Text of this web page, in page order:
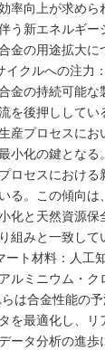
率向上が求めら
う新エネルギー
金の用途拡大に
イクルへの注力
金の持続可能
を後押しして
産プロセスに
小化の鍵となる
ロセスにおけ
る。この傾向
化と天然資源
組みと一致して
ート材料：人工
ルミニウム・
は合金性能の
を最適化し、
ータ分析の進